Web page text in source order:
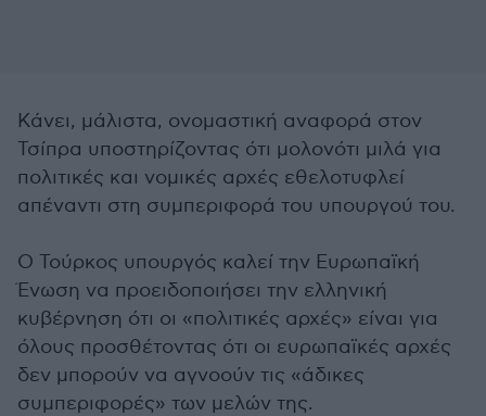
Κάνει, μάλιστα, ονομαστική αναφορά στον
Τσίπρα υποστηρίζοντας ότι μολονότι μιλά για
πολιτικές και νομικές αρχές εθελοτυφλεί
απέναντι στη συμπεριφορά του υπουργού του.
Ο Τούρκος υπουργός καλεί την Ευρωπαϊκή
Ένωση να προειδοποιήσει την ελληνική
κυβέρνηση ότι οι «πολιτικές αρχές» είναι για
όλους προσθέτοντας ότι οι ευρωπαϊκές αρχές
δεν μπορούν να αγνοούν τις «άδικες
συμπεριφορές» των μελών της.